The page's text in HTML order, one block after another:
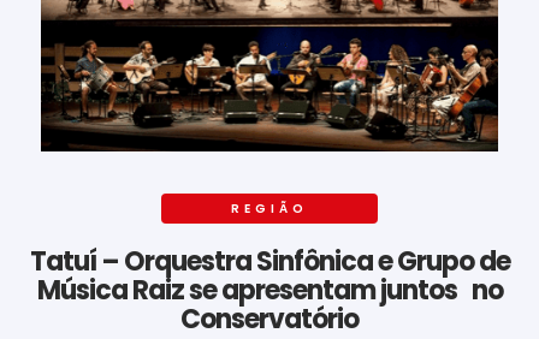
REGIÃO
Tatuí – Orquestra Sinfônica e Grupo de
Música Raiz se apresentam juntos no
Conservatório